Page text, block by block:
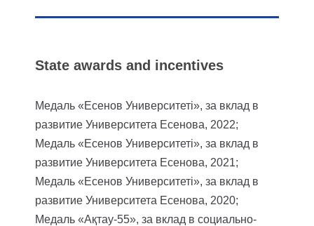
State awards and incentives
Медаль «Есенов Университеті», за вклад в
развитие Университета Есенова, 2022;
Медаль «Есенов Университеті», за вклад в
развитие Университета Есенова, 2021;
Медаль «Есенов Университеті», за вклад в
развитие Университета Есенова, 2020;
Медаль «Ақтау-55», за вклад в социально-